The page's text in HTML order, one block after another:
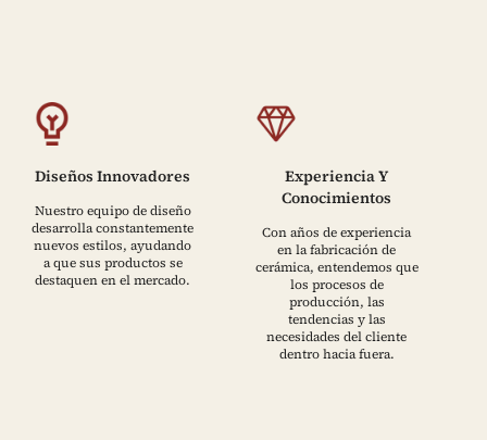
Diseños Innovadores
Nuestro equipo de diseño
desarrolla constantemente
nuevos estilos, ayudando
a que sus productos se
destaquen en el mercado.
Experiencia Y
Conocimientos
Con años de experiencia
en la fabricación de
cerámica, entendemos que
los procesos de
producción, las
tendencias y las
necesidades del cliente
dentro hacia fuera.